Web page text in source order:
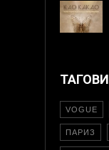
ТАГОВИ
VOGUE
ПАРИЗ